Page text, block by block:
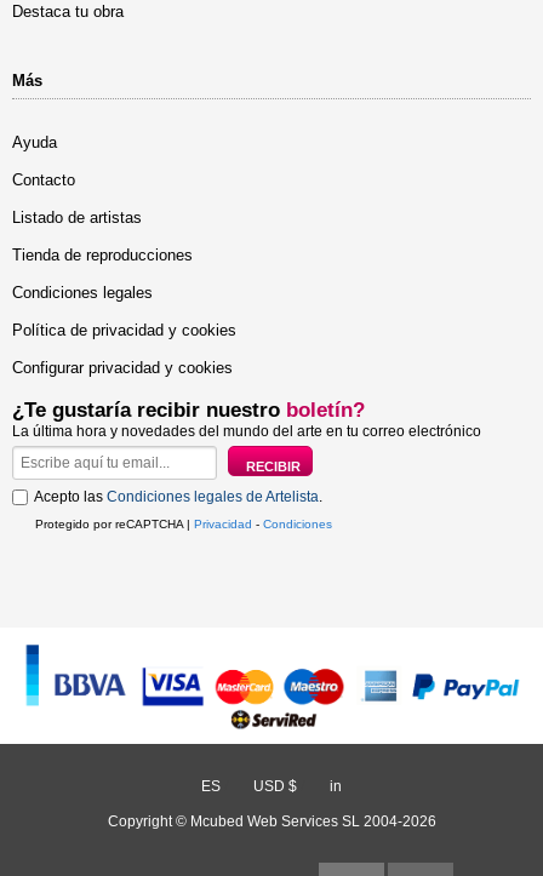
Destaca tu obra
Más
Ayuda
Contacto
Listado de artistas
Tienda de reproducciones
Condiciones legales
Política de privacidad y cookies
Configurar privacidad y cookies
¿Te gustaría recibir nuestro boletín?
La última hora y novedades del mundo del arte en tu correo electrónico
Acepto las Condiciones legales de Artelista.
Protegido por reCAPTCHA | Privacidad - Condiciones
ES USD $ in
Copyright © Mcubed Web Services SL 2004-2026